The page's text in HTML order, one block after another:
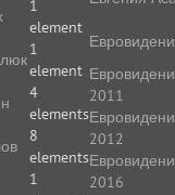
1
element
1
element
4
elements
8
elements
1
2011
2012
2016